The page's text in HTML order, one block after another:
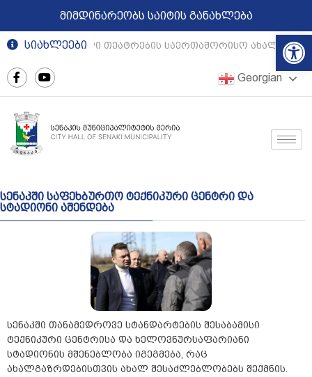
მიმდინარეობს საიტის განახლება
სიახლეები
რეგიონული თეატრების საერთაშორისო
Georgian
სენაკში საფეხბურთო ტექნიკური ცენტრი და
სტადიონი აშენდება
სენაკში თანამედროვე სტანდარტების შესაბამისი
ტექნიკური ცენტრისა და ხელოვნურსაფარიანი
სტადიონის მშენებლობა იგეგმება, რაც
ახალგაზრდებისთვის ახალ შესაძლებლობებს შექმნის.